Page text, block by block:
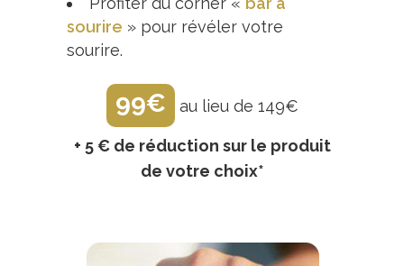
sourire » pour révéler votre
sourire.
99€ au lieu de 149€
+ 5 € de réduction sur le produit
de votre choix*